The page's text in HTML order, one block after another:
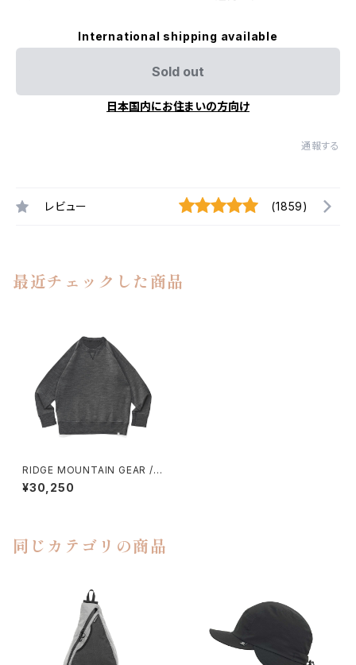
International shipping available
Sold out
日本国内にお住まいの方向け
通報する
レビュー (1859)
最近チェックした商品
RIDGE MOUNTAIN GEAR /
MERINO SWEAT SHIRT
¥30,250
同じカテゴリの商品